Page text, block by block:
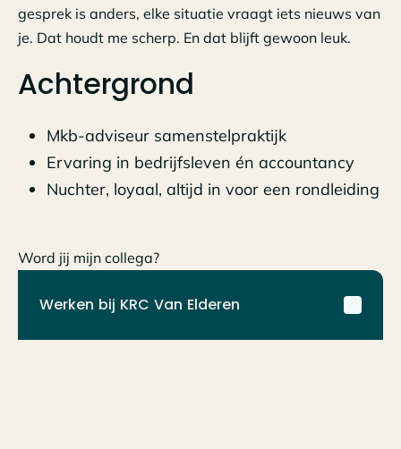
gesprek is anders, elke situatie vraagt iets nieuws van
je. Dat houdt me scherp. En dat blijft gewoon leuk.
Achtergrond
Mkb-adviseur samenstelpraktijk
Ervaring in bedrijfsleven én accountancy
Nuchter, loyaal, altijd in voor een rondleiding
Word jij mijn collega?
Werken bij KRC Van Elderen